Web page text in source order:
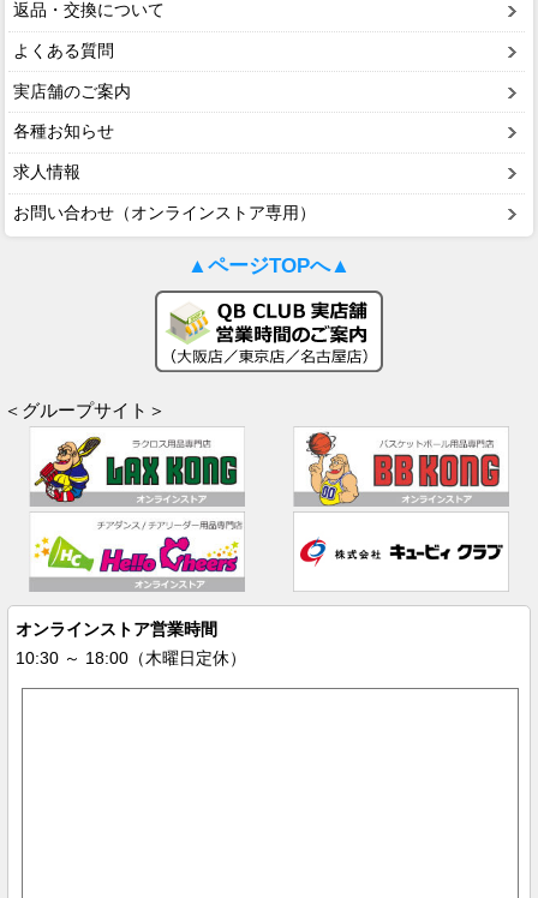
返品・交換について
よくある質問
実店舗のご案内
各種お知らせ
求人情報
お問い合わせ（オンラインストア専用）
▲ページTOPへ▲
＜グループサイト＞
オンラインストア営業時間
10:30 ～ 18:00（木曜日定休）